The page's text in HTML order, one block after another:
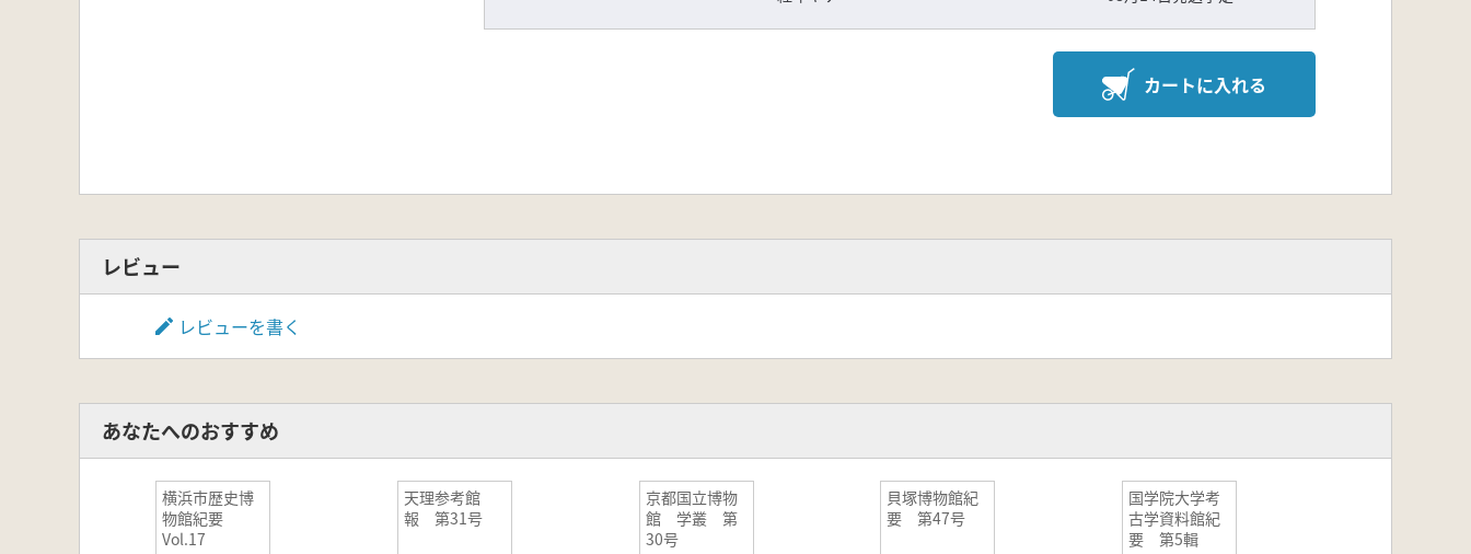
カートに入れる
レビュー
レビューを書く
あなたへのおすすめ
横浜市歴史博
物館紀要
Vol.17
天理参考館
報 第31号
京都国立博物
館 学叢 第
30号
貝塚博物館紀
要 第47号
国学院大学考
古学資料館紀
要 第5輯